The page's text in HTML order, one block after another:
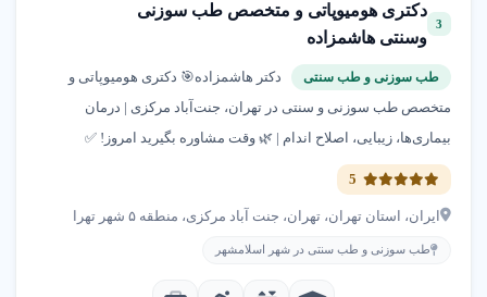
3
دکتری هومیوپاتی و متخصص طب سوزنی
وسنتی هاشمزاده
طب سوزنی و طب سنتی
دکتر هاشمزاده🎯 دکتری هومیوپاتی و
متخصص طب سوزنی و سنتی در تهران، جنت‌آباد مرکزی | درمان
بیماری‌ها، زیبایی، اصلاح اندام | 🌿 وقت مشاوره بگیرید امروز! ✅
ایران، استان تهران، تهران، جنت آباد مرکزی، منطقه ۵ شهر تهرا
طب سوزنی و طب سنتی در شهر اسلامشهر